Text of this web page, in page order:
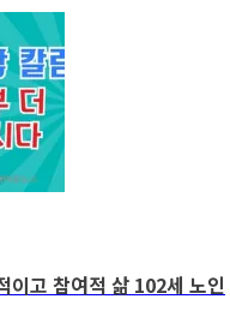
이고 참여적 삶 102세 노인